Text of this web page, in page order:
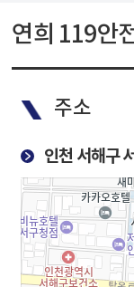
연희 119안
주소
인천 서해구